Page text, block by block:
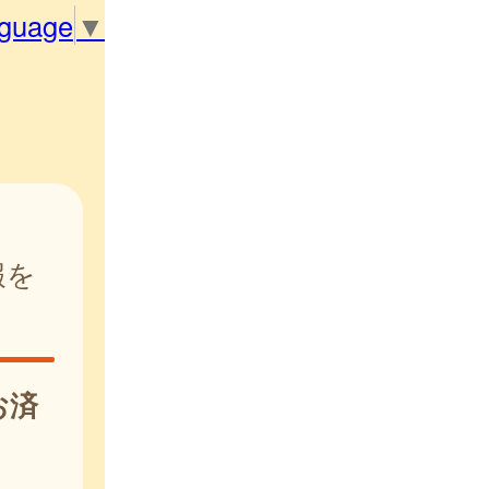
▼
済